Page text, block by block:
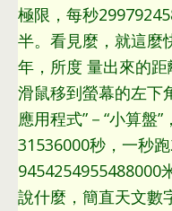
極限 ， 每秒
半。 看見麼 ， 就這麼
年 ， 所度 量出來的
滑鼠移到螢幕的左下
應用程式”－“小算盤” ，
31536000秒 ， 一秒
9454254955488000
說什麼 ， 簡直天文數